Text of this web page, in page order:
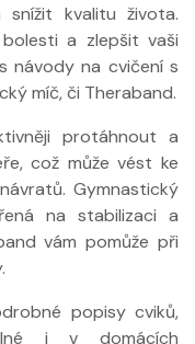
kvalitu života.
a zlepšit vaši
návody na cvičení s
míč, či Theraband.
protáhnout a
což může vést ke
Gymnastický
na stabilizaci a
vám pomůže při
popisy cviků,
i v domácích